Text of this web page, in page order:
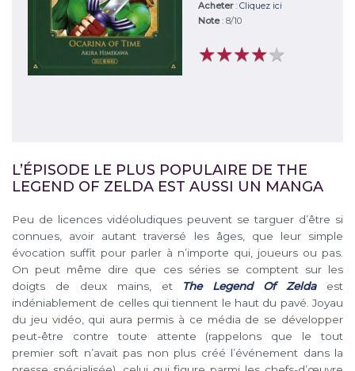
Acheter: Cliquez ici
Note: 8/10
★★★★★
★★★★★
L’ÉPISODE LE PLUS POPULAIRE DE THE
LEGEND OF ZELDA EST AUSSI UN MANGA
Peu de licences vidéoludiques peuvent se targuer d’être si
connues, avoir autant traversé les âges, que leur simple
évocation suffit pour parler à n’importe qui, joueurs ou pas.
On peut même dire que ces séries se comptent sur les
doigts de deux mains, et The Legend Of Zeldaest
indéniablement de celles qui tiennent le haut du pavé. Joyau
du jeu vidéo, qui aura permis à ce média de se développer
peut-être contre toute attente (rappelons que le tout
premier soft n’avait pas non plus créé l’événement dans la